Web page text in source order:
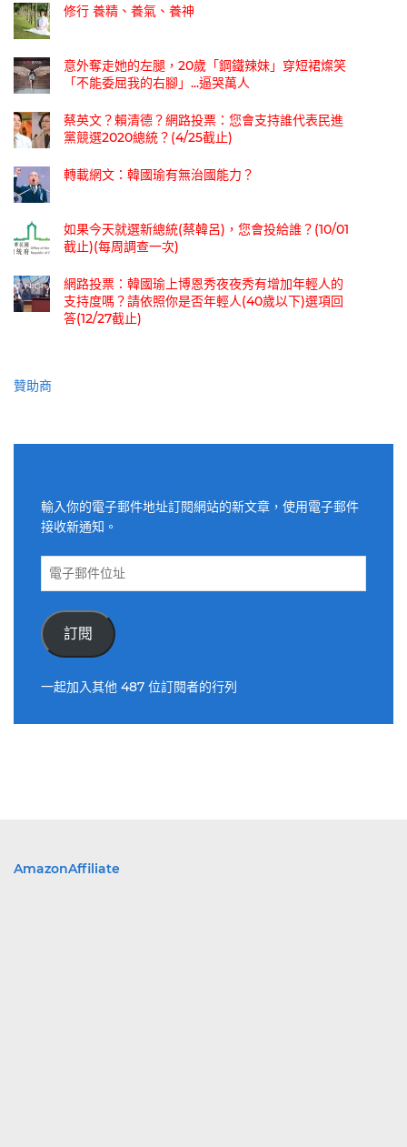
修行 養精、養氣、養神
意外奪走她的左腿，20歲「鋼鐵辣妹」穿短裙燦笑
「不能委屈我的右腳」...逼哭萬人
蔡英文？賴清德？網路投票：您會支持誰代表民進
黨競選2020總統？(4/25截止)
轉載網文：韓國瑜有無治國能力？
如果今天就選新總統(蔡韓呂)，您會投給誰？(10/01
截止)(每周調查一次)
網路投票：韓國瑜上博恩秀夜夜秀有增加年輕人的
支持度嗎？請依照你是否年輕人(40歲以下)選項回
答(12/27截止)
贊助商
輸入你的電子郵件地址訂閱網站的新文章，使用電子郵件
接收新通知。
電
件
位
訂閱
一起加入其他 487 位訂閱者的行列
AmazonAffiliate